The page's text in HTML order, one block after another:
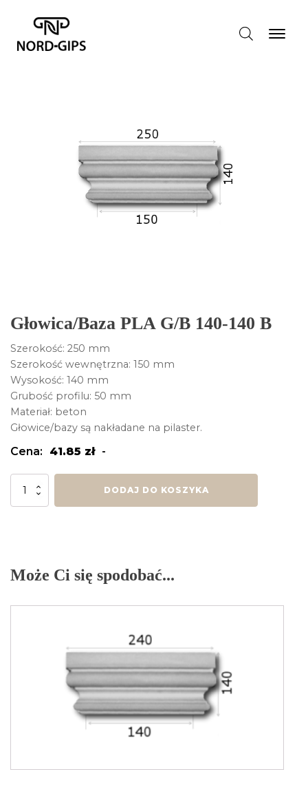
Głowica/Baza PLA G/B 140-140 B
Szerokość: 250 mm
Szerokość wewnętrzna: 150 mm
Wysokość: 140 mm
Grubość profilu: 50 mm
Materiał: beton
Głowice/bazy są nakładane na pilaster.
Cena: 41.85 zł -
ilość
DODAJ DO KOSZYKA
Może Ci się spodobać...